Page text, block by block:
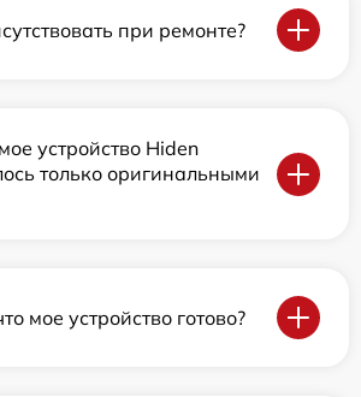
при ремонте?
устройство Hiden
только оригинальными
мое устройство готово?